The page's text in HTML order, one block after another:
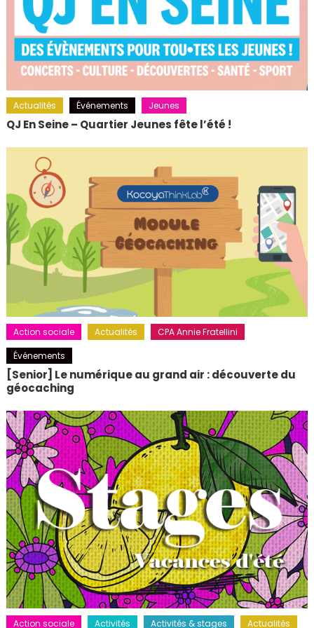
Actualités Événements Jeunes
QJ En Seine – Quartier Jeunes fête l’été !
Action sociale Actualités
CPA Annie Fratellini
Événements
[Senior] Le numérique au grand air : découverte du
géocaching
Action sociale Activités Activités & stages
Actualités